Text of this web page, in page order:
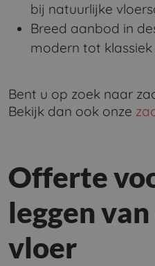
bij natuurlijke
Breed aanbod in
modern tot klassiek
Bent u op zoek naar
Bekijk dan ook onze
Offerte
leggen
vloer